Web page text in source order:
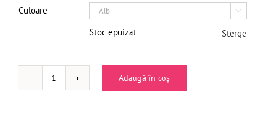
Culoare 
Stoc epuizat Sterge
Cantitate
Adaugă în coș